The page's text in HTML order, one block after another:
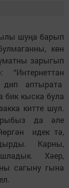
шуңа барып
көн
зарыгып
аптырата
бик кыска була
китте шул.
да әле
идек тә,
Карны,
Хәер,
сагыну гына